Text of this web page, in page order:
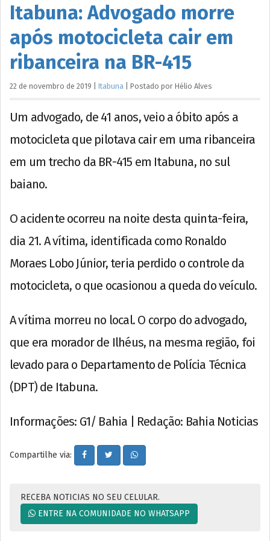
Itabuna: Advogado morre
após motocicleta cair em
ribanceira na BR-415
22 de novembro de 2019 Itabuna Postado por Hélio Alves
Um advogado, de 41 anos, veio a óbito após a
motocicleta que pilotava cair em uma ribanceira
em um trecho da BR-415 em Itabuna, no sul
baiano.
O acidente ocorreu na noite desta quinta-feira,
dia 21. A vítima, identificada como Ronaldo
Moraes Lobo Júnior, teria perdido o controle da
motocicleta, o que ocasionou a queda do veículo.
A vítima morreu no local. O corpo do advogado,
que era morador de Ilhéus, na mesma região, foi
levado para o Departamento de Polícia Técnica
(DPT) de Itabuna.
Informações: G1/ Bahia | Redação: Bahia Noticias
Compartilhe via:
RECEBA NOTICIAS NO SEU CELULAR.
ENTRE NA COMUNIDADE NO WHATSAPP